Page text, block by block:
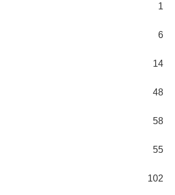
1
6
14
48
58
55
102